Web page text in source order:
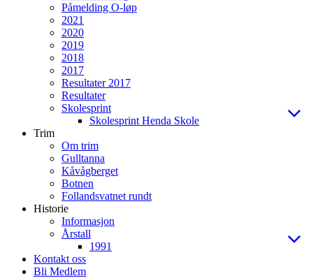
Påmelding O-løp
2021
2020
2019
2018
2017
Resultater 2017
Resultater
Skolesprint
Skolesprint Henda Skole
Trim
Om trim
Gulltanna
Kåvågberget
Botnen
Follandsvatnet rundt
Historie
Informasjon
Årstall
1991
Kontakt oss
Bli Medlem